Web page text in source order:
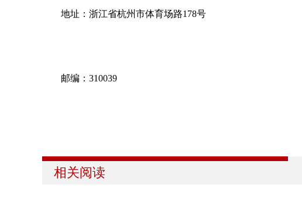
地址：浙江省杭州市体育场路178号
邮编：310039
相关阅读